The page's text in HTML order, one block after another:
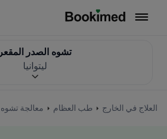
العلاج في الخارج طب العظام معالجة تشوه
تشوه الصدر المقعر
ليتوانيا